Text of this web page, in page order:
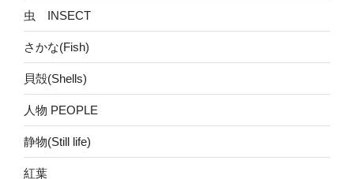
虫 INSECT
さかな(Fish)
貝殻(Shells)
人物 PEOPLE
静物(Still life)
紅葉